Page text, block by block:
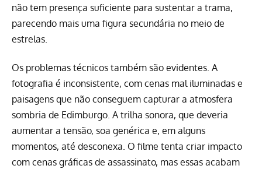
não tem presença suficiente para sustentar a trama,
parecendo mais uma figura secundária no meio de
estrelas.
Os problemas técnicos também são evidentes. A
fotografia é inconsistente, com cenas mal iluminadas e
paisagens que não conseguem capturar a atmosfera
sombria de Edimburgo. A trilha sonora, que deveria
aumentar a tensão, soa genérica e, em alguns
momentos, até desconexa. O filme tenta criar impacto
com cenas gráficas de assassinato, mas essas acabam